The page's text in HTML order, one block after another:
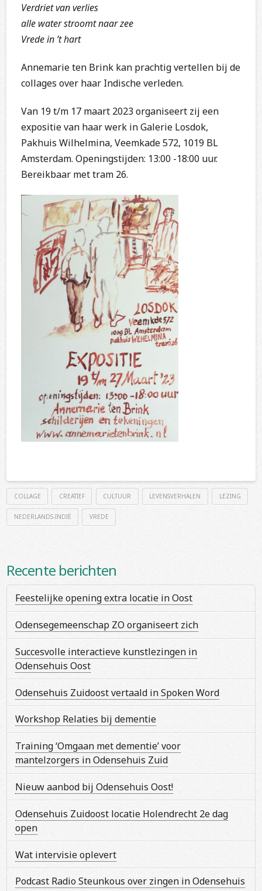
Verdriet van verlies
alle water stroomt naar zee
Vrede in ’t hart
Annemarie ten Brink kan prachtig vertellen bij de
collages over haar Indische verleden.
Van 19 t/m 17 maart 2023 organiseert zij een
expositie van haar werk in Galerie Losdok,
Pakhuis Wilhelmina, Veemkade 572, 1019 BL
Amsterdam. Openingstijden: 13:00 -18:00 uur.
Bereikbaar met tram 26.
COLLAGE CREATIEF CULTUUR LEVENSVERHALEN LEZING
NEDERLANDS-INDIË VREDE
Recente berichten
Feestelijke opening extra locatie in Oost
Odensegemeenschap ZO organiseert zich
Succesvolle interactieve kunstlezingen in
Odensehuis Oost
Odensehuis Zuidoost vertaald in Spoken Word
Workshop Relaties bij dementie
Training ‘Omgaan met dementie’ voor
mantelzorgers in Odensehuis Zuid
Nieuw aanbod bij Odensehuis Oost!
Odensehuis Zuidoost locatie Holendrecht 2e dag
open
Wat intervisie oplevert
Podcast Radio Steunkous over zingen in Odensehuis